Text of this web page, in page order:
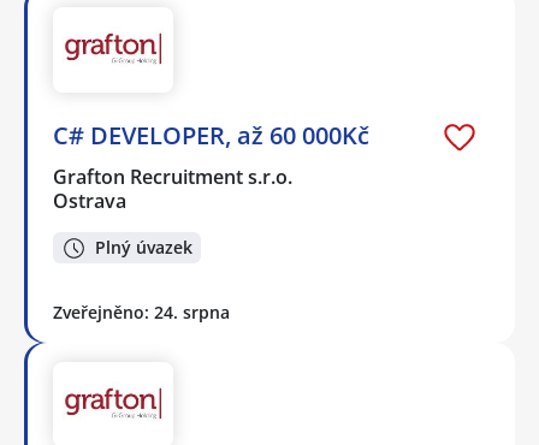
C# DEVELOPER, až 60 000Kč
Grafton Recruitment s.r.o.
Ostrava
Plný úvazek
Zveřejněno: 24. srpna